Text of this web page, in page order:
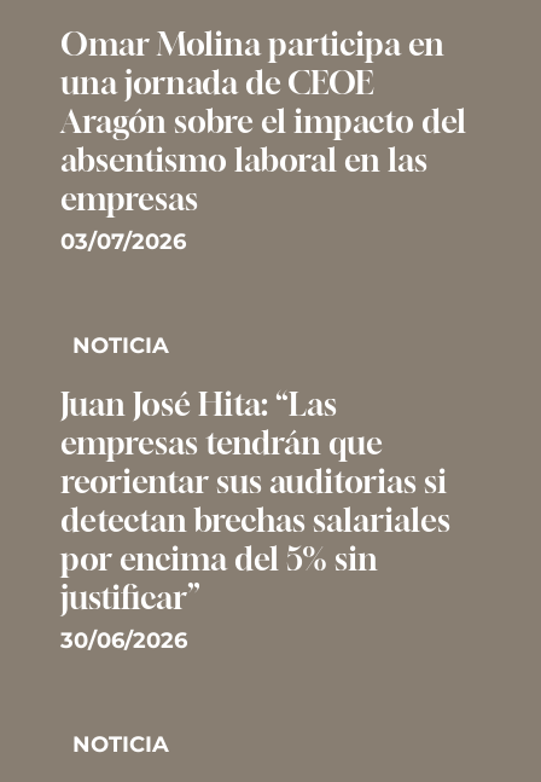
Omar Molina participa en
una jornada de CEOE
Aragón sobre el impacto del
absentismo laboral en las
empresas
03/07/2026
NOTICIA
Juan José Hita: “Las
empresas tendrán que
reorientar sus auditorias si
detectan brechas salariales
por encima del 5% sin
justificar”
30/06/2026
NOTICIA